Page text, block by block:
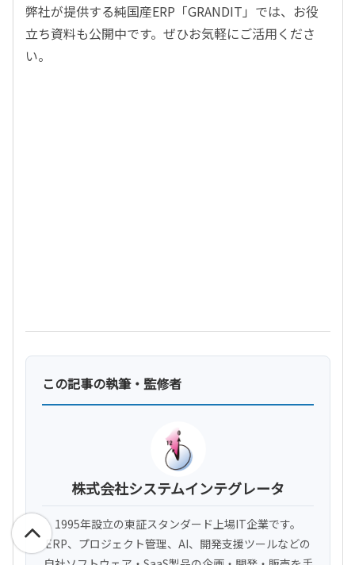
弊社が提供する純国産ERP「GRANDIT」では、お役
立ち資料も公開中です。ぜひお気軽にご活用くださ
い。
この記事の執筆・監修者
株式会社システムインテグレータ
1995年設立の東証スタンダード上場IT企業です。
ERP、プロジェクト管理、AI、開発支援ツールなどの